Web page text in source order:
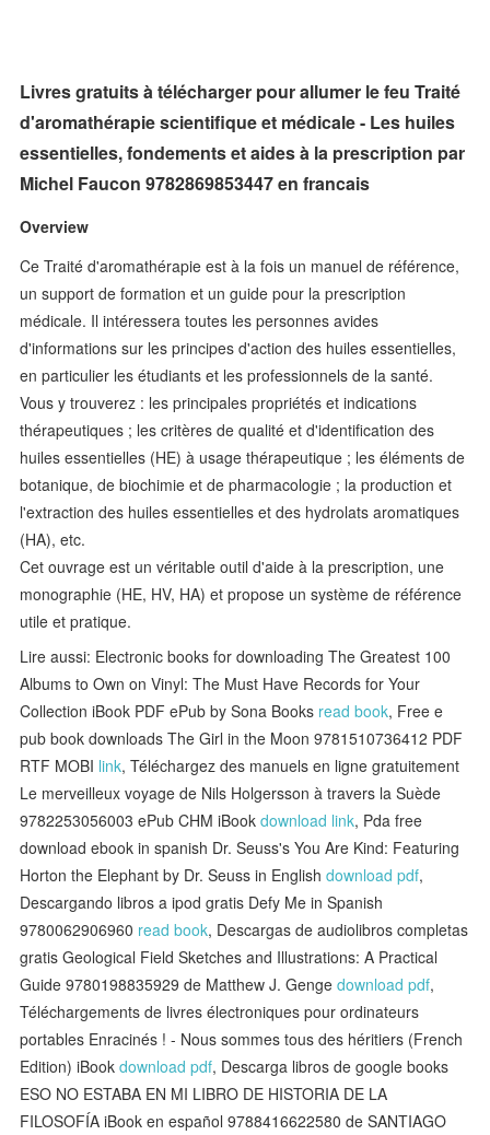
Livres gratuits à télécharger pour allumer le feu Traité
d'aromathérapie scientifique et médicale - Les huiles
essentielles, fondements et aides à la prescription par
Michel Faucon 9782869853447 en francais
Overview
Ce Traité d'aromathérapie est à la fois un manuel de référence,
un support de formation et un guide pour la prescription
médicale. Il intéressera toutes les personnes avides
d'informations sur les principes d'action des huiles essentielles,
en particulier les étudiants et les professionnels de la santé.
Vous y trouverez : les principales propriétés et indications
thérapeutiques ; les critères de qualité et d'identification des
huiles essentielles (HE) à usage thérapeutique ; les éléments de
botanique, de biochimie et de pharmacologie ; la production et
l'extraction des huiles essentielles et des hydrolats aromatiques
(HA), etc.
Cet ouvrage est un véritable outil d'aide à la prescription, une
monographie (HE, HV, HA) et propose un système de référence
utile et pratique.
Lire aussi: Electronic books for downloading The Greatest 100
Albums to Own on Vinyl: The Must Have Records for Your
Collection iBook PDF ePub by Sona Books read book, Free e
pub book downloads The Girl in the Moon 9781510736412 PDF
RTF MOBI link, Téléchargez des manuels en ligne gratuitement
Le merveilleux voyage de Nils Holgersson à travers la Suède
9782253056003 ePub CHM iBookdownload link, Pda free
download ebook in spanish Dr. Seuss's You Are Kind: Featuring
Horton the Elephant by Dr. Seuss in Englishdownload pdf,
Descargando libros a ipod gratis Defy Me in Spanish
9780062906960 read book, Descargas de audiolibros completas
gratis Geological Field Sketches and Illustrations: A Practical
Guide 9780198835929 de Matthew J. Gengedownload pdf,
Téléchargements de livres électroniques pour ordinateurs
portables Enracinés ! - Nous sommes tous des héritiers (French
Edition) iBookdownload pdf, Descarga libros de google books
ESO NO ESTABA EN MI LIBRO DE HISTORIA DE LA
FILOSOFÍA iBook en español 9788416622580 de SANTIAGO